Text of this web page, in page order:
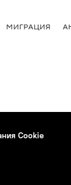
МИГРАЦИЯ
Cookie